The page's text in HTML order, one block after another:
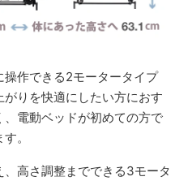
作できる2モータータイプ
りを快適にしたい方におす
電動ベッドが初めての方で
。
高さ調整までできる3モータ